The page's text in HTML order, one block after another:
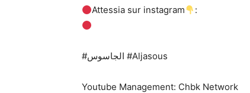
Attessia sur instagram :
#الجاسوس #Aljasous
Youtube Management: Chbk Network